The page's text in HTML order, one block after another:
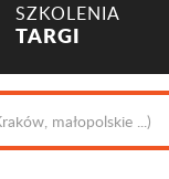
SZKOLENIA
TARGI